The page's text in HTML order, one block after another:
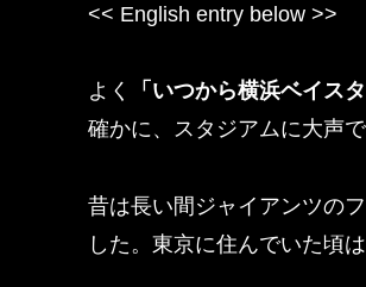
<< English entry below >>
よく 「いつから横浜ベイス
確かに、スタジアムに大声
昔は長い間ジャイアンツの
した。東京に住んでいた頃